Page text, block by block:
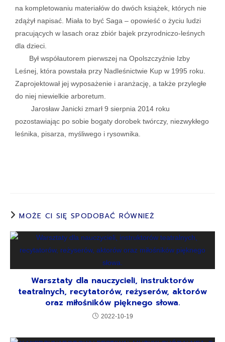
na kompletowaniu materiałów do dwóch książek, których nie
zdążył napisać. Miała to być Saga – opowieść o życiu ludzi
pracujących w lasach oraz zbiór bajek przyrodniczo-leśnych
dla dzieci.
Był współautorem pierwszej na Opolszczyźnie Izby
Leśnej, która powstała przy Nadleśnictwie Kup w 1995 roku.
Zaprojektował jej wyposażenie i aranżację, a także przyległe
do niej niewielkie arboretum.
Jarosław Janicki zmarł 9 sierpnia 2014 roku
pozostawiając po sobie bogaty dorobek twórczy, niezwykłego
leśnika, pisarza, myśliwego i rysownika.
MOŻE CI SIĘ SPODOBAĆ RÓWNIEŻ
Warsztaty dla nauczycieli, instruktorów
teatralnych, recytatorów, reżyserów, aktorów
oraz miłośników pięknego słowa.
2022-10-19